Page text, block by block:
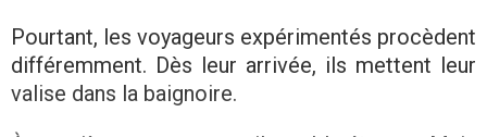
Pourtant, les voyageurs expérimentés procèdent
différemment. Dès leur arrivée, ils mettent leur
valise dans la baignoire.